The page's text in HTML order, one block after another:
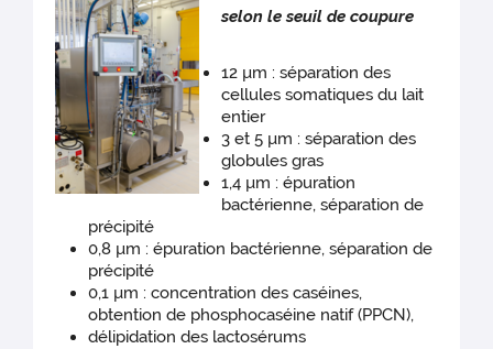
selon le seuil de coupure
12 µm : séparation des
cellules somatiques du lait
entier
3 et 5 µm : séparation des
globules gras
1,4 µm : épuration
bactérienne, séparation de
précipité
0,8 µm : épuration bactérienne, séparation de
précipité
0,1 µm : concentration des caséines,
obtention de phosphocaséine natif (PPCN),
délipidation des lactosérums